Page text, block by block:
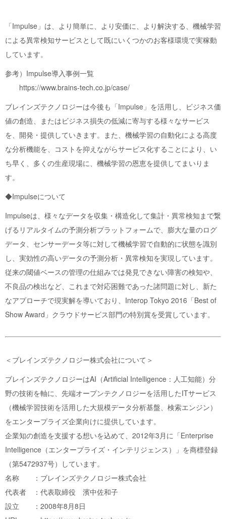
「Impulse」は、より簡単に、より安価に、より解決する、機械学習
による異常検知サービスとして既にいくつかのお客様環境で実稼動
しています。
参考）Impulse導入事例一覧
https://www.brains-tech.co.jp/case/
ブレインズテクノロジーは今後も「Impulse」を活用し、ビジネス価
値の創造、またはビジネス損失の低減に寄与する様々なサービス
を、開発・提供していきます。また、機械学習の自動化による高度
な分析機能を、コストを抑えながらサービス化することにより、い
ち早く、多くの生産現場に、機械学習の恩恵を提供してまいりま
す。
◆Impulseについて
Impulseは、様々なデータを収集・構造化して集計・異常検知まで繋
げるリアルタイムの予測分析プラットフォームで、膨大な量のログ
データ、センサーデータ等に対して機械学習で自動的に状態を識別
し、実効性の高いデータの予測分析・異常検知を実現しています。
従来の閾値ベースの管理の仕組みでは発見できない障害の検知や、
不良品の検出など、これまで対応困難であった諸問題に対し、新た
なアプローチで現実解を導いており、Interop Tokyo 2016「Best of
Show Award」クラウドサービス部門の特別賞を受賞しています。
＜ブレインズテクノロジー株式会社について＞
ブレインズテクノロジーはAI（Artificial Intelligence：人工知能）分
野の技術を軸に、先端オープンテクノロジーを活用したITサービス
（機械学習技術を活用した大規模データ分析基盤、検索エンジン）
をエンタープライズ企業向けに提供しています。
企業知の創造を支援する想いを込めて、2012年3月に「Enterprise
Intelligence（エンタープライズ・インテリジェンス）」を商標登録
（第5472937号）しています。
名称 ：ブレインズテクノロジー株式会社
代表者 ：代表取締役 濱中佐和子
設立 ：2008年8月8日